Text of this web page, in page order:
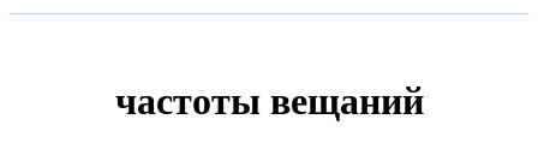
частоты вещаний